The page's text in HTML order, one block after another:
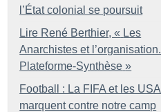
l’État colonial se poursuit
Lire René Berthier, « Les
Anarchistes et l’organisation.
Plateforme-Synthèse »
Football : La FIFA et les USA
marquent contre notre camp